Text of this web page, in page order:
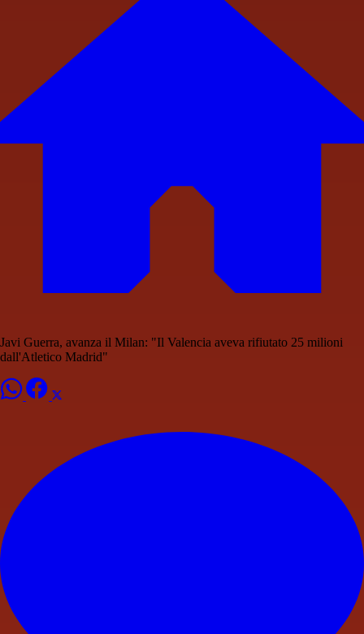
Javi Guerra, avanza il Milan: "Il Valencia aveva rifiutato 25 milioni
dall'Atletico Madrid"